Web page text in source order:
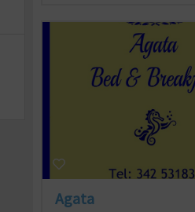
Agata